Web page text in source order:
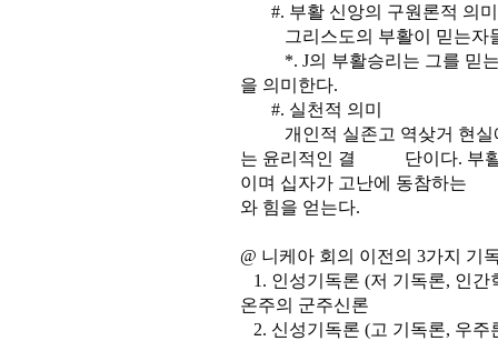
#. 부활 신앙의 구원론적 의미
그리스도의 부활이 믿는자들
*. J의 부활승리는 그를 믿는
을 의미한다.
#. 실천적 의미
개인적 실존고 역샂거 현실
는 윤리적인 결 단이다. 부활
이며 십자가 고난에 동참하는
와 힘을 얻는다.
@ 니케아 회의 이전의 3가지 기
1. 인성기독론 (저 기독론, 인간
온주의 군주신
2. 신성기독론 (고 기독론, 우주